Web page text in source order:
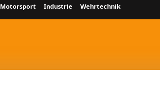
Motorsport Industrie Wehrtechnik